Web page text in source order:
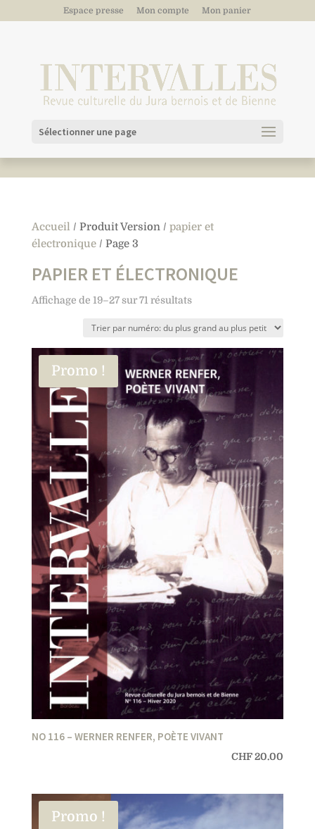
Espace presse Mon compte Mon panier
Sélectionner une page
Accueil/ Produit Version / papier et
électronique/ Page 3
PAPIER ET ÉLECTRONIQUE
Affichage de 19–27 sur 71 résultats
Promo !
NO 116 – WERNER RENFER, POÈTE VIVANT
CHF20.00
Promo !